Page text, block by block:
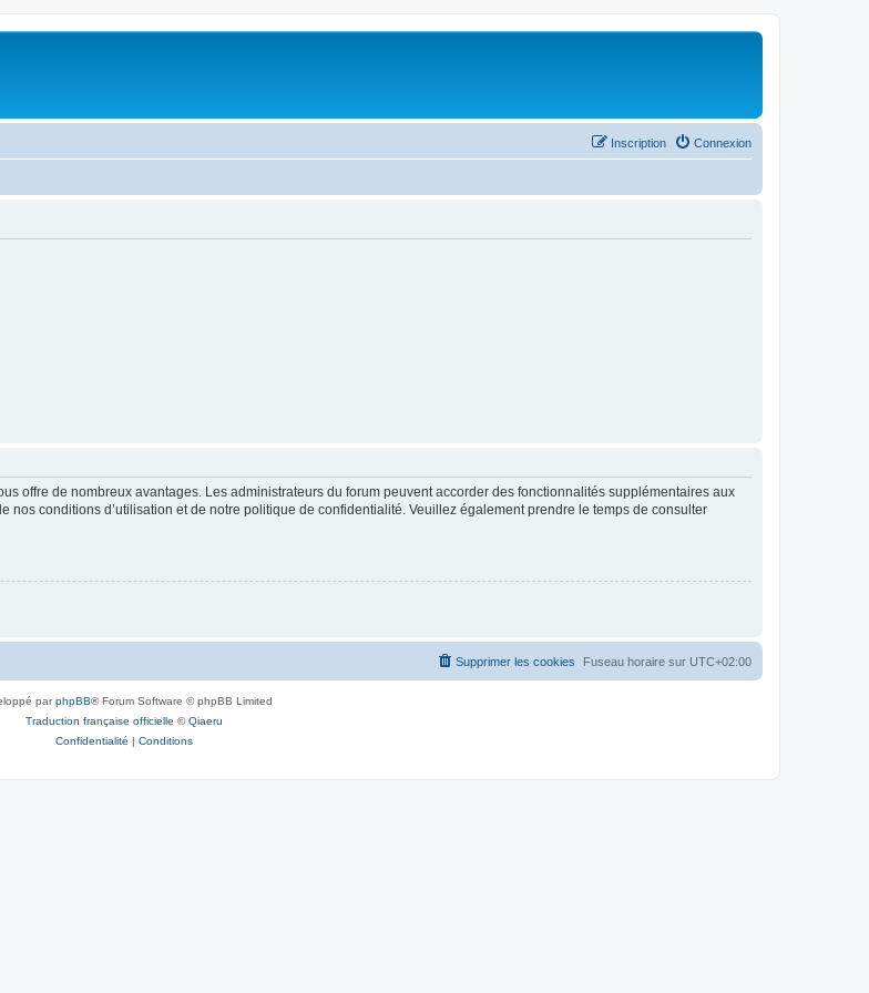
Connexion
Inscription
offre de nombreux avantages. Les administrateurs du forum peuvent accorder des fonctionnalités supplémentaires aux
nos conditions d’utilisation et de notre politique de confidentialité. Veuillez également prendre le temps de consulter
Fuseau horaire sur UTC+02:00
Supprimer les cookies
parphpBB® Forum Software © phpBB Limited
Traduction française officielle ©Qiaeru
Confidentialité | Conditions